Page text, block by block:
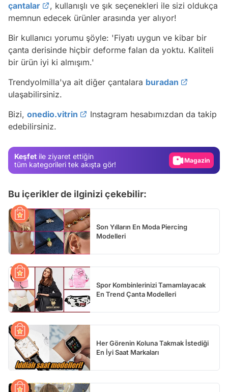
çantalar
, kullanışlı ve şık seçenekleri ile sizi oldukça
memnun edecek ürünler arasında yer alıyor!
Bir kullanıcı yorumu şöyle: 'Fiyatı uygun ve kibar bir
çanta derisinde hiçbir deforme falan da yoktu. Kaliteli
bir ürün iyi ki almışım.'
Trendyolmilla'ya ait diğer çantalara buradan
ulaşabilirsiniz.
Bizi, onedio.vitrin
Instagram hesabımızdan da takip
edebilirsiniz.
Keşfet ile ziyaret ettiğin
tüm kategorileri tek akışta gör!
Test
Video
Bu içerikler de ilginizi çekebilir:
Son Yılların En Moda Piercing
Modelleri
Spor Kombinlerinizi Tamamlayacak
En Trend Çanta Modelleri
Her Görenin Koluna Takmak İstediği
En İyi Saat Markaları